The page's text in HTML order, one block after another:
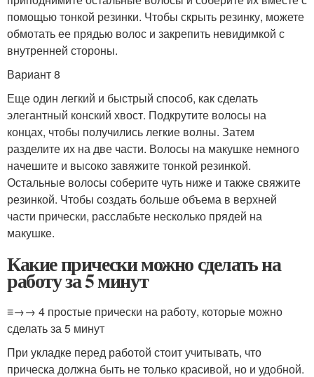
помощью тонкой резинки. Чтобы скрыть резинку, можете
обмотать ее прядью волос и закрепить невидимкой с
внутренней стороны.
Вариант 8
Еще один легкий и быстрый способ, как сделать
элегантный конский хвост. Подкрутите волосы на
концах, чтобы получились легкие волны. Затем
разделите их на две части. Волосы на макушке немного
начешите и высоко завяжите тонкой резинкой.
Остальные волосы соберите чуть ниже и также свяжите
резинкой. Чтобы создать больше объема в верхней
части прически, расслабьте несколько прядей на
макушке.
Какие прически можно сделать на
работу за 5 минут
≡→→ 4 простые прически на работу, которые можно
сделать за 5 минут
При укладке перед работой стоит учитывать, что
прическа должна быть не только красивой, но и удобной.